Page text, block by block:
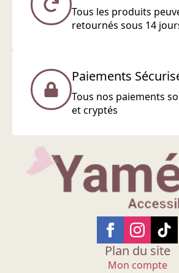
Tous les produits
retournés sous 14
Paiements
Tous nos paiements
et cryptés
Plan du site
Mon compte